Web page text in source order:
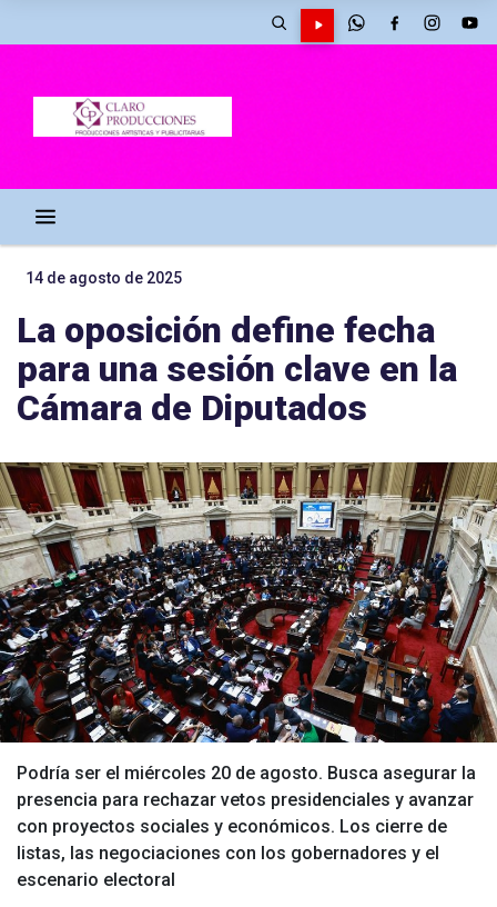
14 de agosto de 2025
La oposición define fecha
para una sesión clave en la
Cámara de Diputados
Podría ser el miércoles 20 de agosto. Busca asegurar la
presencia para rechazar vetos presidenciales y avanzar
con proyectos sociales y económicos. Los cierre de
listas, las negociaciones con los gobernadores y el
escenario electoral